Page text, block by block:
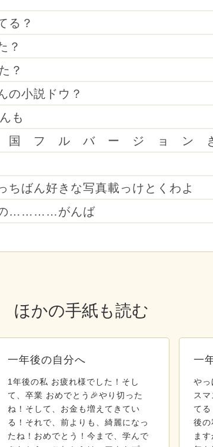
る？
？
？
の小説ドウ？
も
国 フ ル バ ー ジ ョ ン
ちばん好きな写真載っけとくわよ
…………がんば
ほかの手紙も読む
一年後の自分へ
1年後の私 お疲れ様でした！そし
て、卒業 おめでとう🎉やり切った
ね！そして、お金も増えてきてい
る！それで、前よりも、綺麗になっ
たね！おめでとう！今まで、学んで
一
や
ス
て
後の
ま